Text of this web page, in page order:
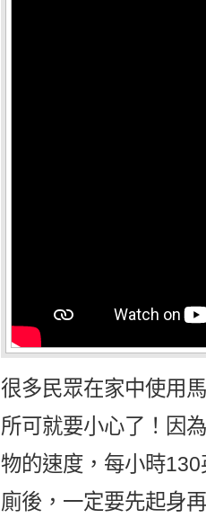
很多民眾在家中使用
所可就要小心了！­因
物的速度，每小時
廁後，一定要先起身